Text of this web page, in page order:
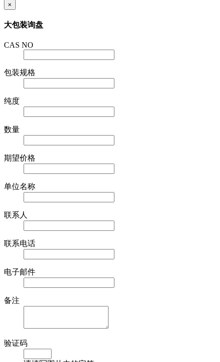
×
大包装询盘
CAS NO
包装规格
纯度
数量
期望价格
单位名称
联系人
联系电话
电子邮件
备注
验证码